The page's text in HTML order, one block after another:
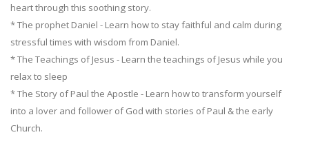
heart through this soothing story.
* The prophet Daniel - Learn how to stay faithful and calm during
stressful times with wisdom from Daniel.
* The Teachings of Jesus - Learn the teachings of Jesus while you
relax to sleep
* The Story of Paul the Apostle - Learn how to transform yourself
into a lover and follower of God with stories of Paul & the early
Church.